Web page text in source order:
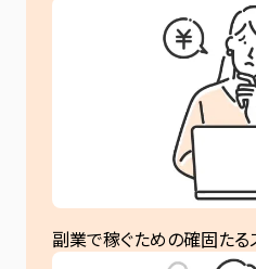
副業で稼ぐための確固た